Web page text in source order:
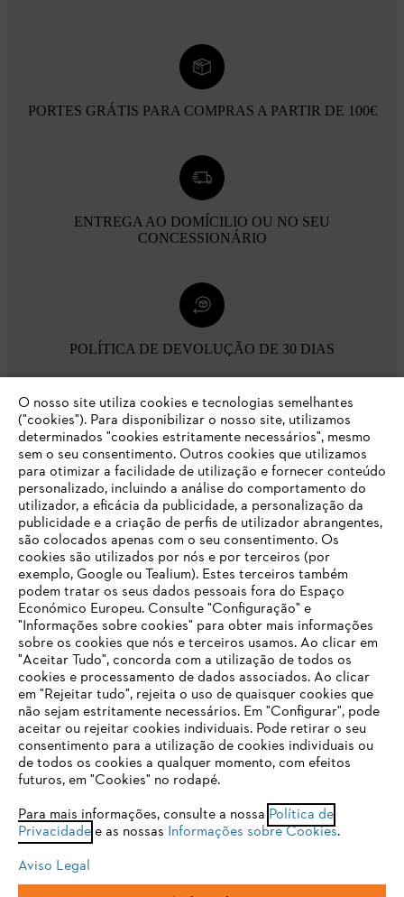
PORTES GRÁTIS PARA COMPRAS A PARTIR DE 100€
ENTREGA AO DOMÍCILIO OU NO SEU
CONCESSIONÁRIO
POLÍTICA DE DEVOLUÇÃO DE 30 DIAS
Opções de pagamento
Empresa
FAQs Loja Online
Contacto
Condições gerais de venda Proteção de Dados
Sobre nós
O SEU NAVEGADOR NÃO SUPORTA
ESTE WEBSITE
Está utilizar um navegador que ainda não suportamos. Para
obter o melhor uso de nosso site, recomendamos que altere
para um dos seguintes navegadores:
firefox chrome
safari edge
O nosso site utiliza cookies e tecnologias semelhantes
("cookies"). Para disponibilizar o nosso site, utilizamos
determinados "cookies estritamente necessários", mesmo
sem o seu consentimento. Outros cookies que utilizamos
para otimizar a facilidade de utilização e fornecer conteúdo
personalizado, incluindo a análise do comportamento do
utilizador, a eficácia da publicidade, a personalização da
publicidade e a criação de perfis de utilizador abrangentes,
são colocados apenas com o seu consentimento. Os
cookies são utilizados por nós e por terceiros (por
exemplo, Google ou Tealium). Estes terceiros também
podem tratar os seus dados pessoais fora do Espaço
Económico Europeu. Consulte "Configuração" e
"Informações sobre cookies" para obter mais informações
sobre os cookies que nós e terceiros usamos. Ao clicar em
"Aceitar Tudo", concorda com a utilização de todos os
cookies e processamento de dados associados. Ao clicar
em "Rejeitar tudo", rejeita o uso de quaisquer cookies que
não sejam estritamente necessários. Em "Configurar", pode
aceitar ou rejeitar cookies individuais. Pode retirar o seu
consentimento para a utilização de cookies individuais ou
de todos os cookies a qualquer momento, com efeitos
futuros, em "Cookies" no rodapé.
Para mais informações, consulte a nossa Política de
Privacidadee as nossas Informações sobre Cookies.
Aviso Legal